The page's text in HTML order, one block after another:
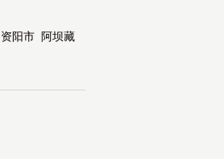
资阳市
阿坝藏